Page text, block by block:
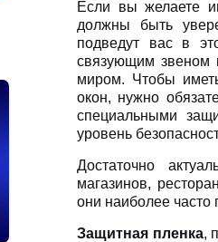
Если вы желаете
должны быть
подведут вас в
связующим
миром. Чтобы
окон, нужно
специальными
уровень
Достаточно
магазинов,
они наиболее часто
Защитная пленка,